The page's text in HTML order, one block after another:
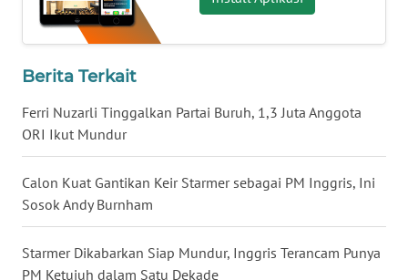
Berita Terkait
Ferri Nuzarli Tinggalkan Partai Buruh, 1,3 Juta Anggota
ORI Ikut Mundur
Calon Kuat Gantikan Keir Starmer sebagai PM Inggris, Ini
Sosok Andy Burnham
Starmer Dikabarkan Siap Mundur, Inggris Terancam Punya
PM Ketujuh dalam Satu Dekade
WN
NTB
SULTENG
SULBAR